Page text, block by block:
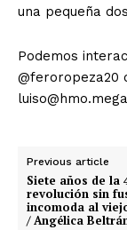
una pequeña
Podemos
@feroropeza20
Previous article
Siete años de la
revolución sin
incomoda al
/ Angélica